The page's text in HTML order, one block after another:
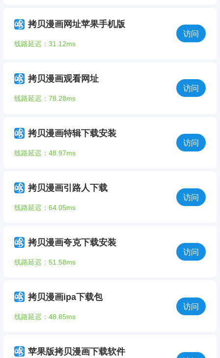
拷贝漫画网址苹果手机版
线路延迟：31.12ms
访问
拷贝漫画观看网址
线路延迟：78.28ms
访问
拷贝漫画特辑下载安装
线路延迟：48.97ms
访问
拷贝漫画引路人下载
线路延迟：64.05ms
访问
拷贝漫画夸克下载安装
线路延迟：51.58ms
访问
拷贝漫画ipa下载包
线路延迟：48.85ms
访问
苹果版拷贝漫画下载软件